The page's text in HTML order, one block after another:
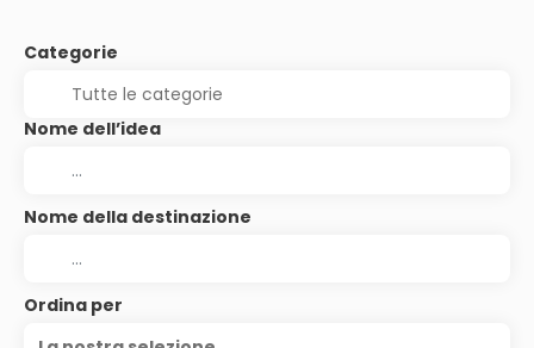
Categorie
Nome dell’idea
Nome della destinazione
Ordina per